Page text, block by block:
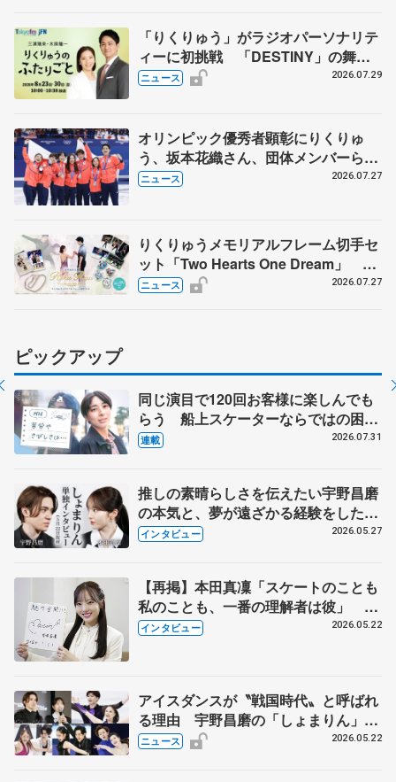
「りくりゅう」がラジオパーソナリテ
ィーに初挑戦 「DESTINY」の舞台
裏エピソードも
ニュース 2026.07.29
オリンピック優秀者顕彰にりくりゅ
う、坂本花織さん、団体メンバーら
8月7日に文科省が表彰式、ブルーノ・
ニュース 2026.07.27
りくりゅうメモリアルフレーム切手セ
ット「Two Hearts One Dream」 受
注生産、7月29日受け付け開始
ニュース 2026.07.27
ピックアップ
同じ演目で120回お客様に楽しんでも
らう 船上スケーターならではの困難
とは 影響あったPIW前キャプテン松
連載 2026.07.31
推しの素晴らしさを伝えたい宇野昌磨
の本気と、夢が遠ざかる経験をした本
田真凜の覚悟
インタビュー 2026.05.27
【再掲】本田真凜「スケートのことも
私のことも、一番の理解者は彼」 引
退時の単独インタビューで語った競技
インタビュー 2026.05.22
アイスダンスが〝戦国時代〟と呼ばれ
る理由 宇野昌磨の「しょまりん」ら
実力者が相次いで参戦 国内の競争激
ニュース 2026.05.22